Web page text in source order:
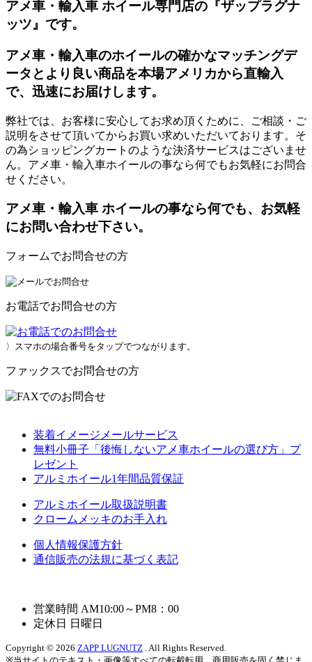
アメ車・輸入車 ホイール専門店の『ザップラグナ
ッツ』です。
アメ車・輸入車のホイールの確かなマッチングデ
ータとより良い商品を本場アメリカから直輸入
で、迅速にお届けします。
弊社では、お客様に安心してお求め頂くために、ご相談・ご
説明をさせて頂いてからお買い求めいただいております。そ
の為ショッピングカートのような決済サービスはございませ
ん。アメ車・輸入車ホイールの事なら何でもお気軽にお問合
せください。
アメ車・輸入車 ホイールの事なら何でも、お気軽
にお問い合わせ下さい。
フォームでお問合せの方
お電話でお問合せの方
〉スマホの場合番号をタップでつながります。
ファックスでお問合せの方
装着イメージメールサービス
無料小冊子「後悔しないアメ車ホイールの選び方」プ
レゼント
アルミホイール1年間品質保証
アルミホイール取扱説明書
クロームメッキのお手入れ
個人情報保護方針
通信販売の法規に基づく表記
営業時間 AM10:00～PM8：00
定休日 日曜日
Copyright © 2026 ZAPP LUGNUTZ . All Rights Reserved.